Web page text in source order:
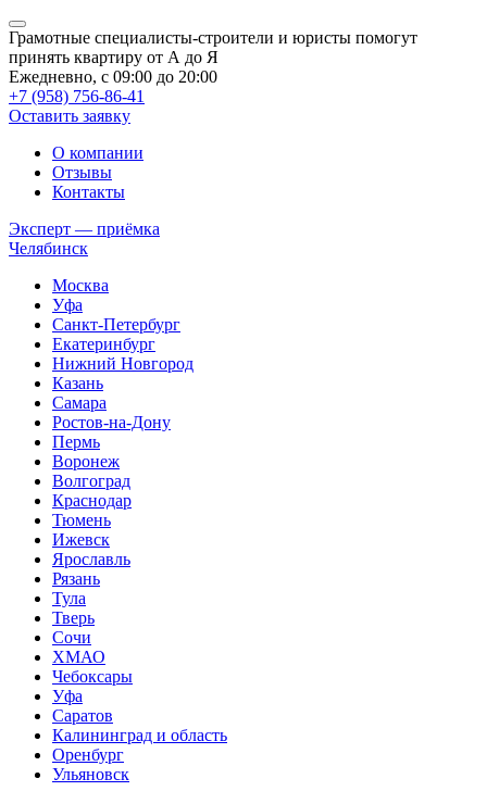
Грамотные специалисты-строители и юристы помогут
принять квартиру от А до Я
Ежедневно, с 09:00 до 20:00
+7 (958) 756-86-41
Оставить заявку
О компании
Отзывы
Контакты
Эксперт — приёмка
Челябинск
Москва
Уфа
Санкт-Петербург
Екатеринбург
Нижний Новгород
Казань
Самара
Ростов-на-Дону
Пермь
Воронеж
Волгоград
Краснодар
Тюмень
Ижевск
Ярославль
Рязань
Тула
Тверь
Сочи
ХМАО
Чебоксары
Уфа
Саратов
Калининград и область
Оренбург
Ульяновск